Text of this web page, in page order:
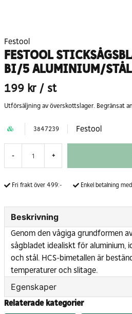
Festool
FESTOOL
BI/5 ALUMINIUM/STÅL
199 kr / st
Utförsäljning av överskottslager. Begränsat
3847239 Festool
- +
Fri frakt över 499:- Enkel betalning
Beskrivning
Genom den vågiga grundformen
sågbladet idealiskt för aluminium,
och stål. HCS-bimetallen är
temperaturer och slitage.
Egenskaper
Tandavstånd
Relaterade kategorier